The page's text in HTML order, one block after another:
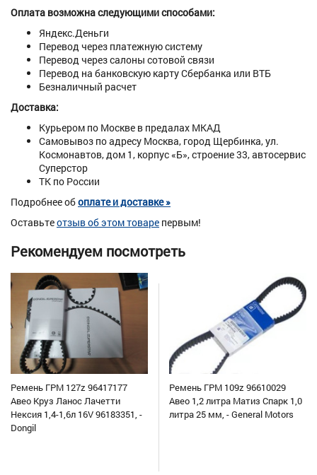
Оплата возможна следующими способами:
Яндекс.Деньги
Перевод через платежную систему
Перевод через салоны сотовой связи
Перевод на банковскую карту Сбербанка или ВТБ
Безналичный расчет
Доставка:
Курьером по Москве в предалах МКАД
Самовывоз по адресу Москва, город Щербинка, ул.
Космонавтов, дом 1, корпус «Б», строение 33, автосервис
Суперстор
ТК по России
Подробнее обоплате и доставке »
Оставьтеотзыв об этом товаре первым!
Рекомендуем посмотреть
Ремень ГРМ 127z 96417177
Авео Круз Ланос Лачетти
Нексия 1,4-1,6л 16V 96183351, -
Dongil
Ремень ГРМ 109z 96610029
Авео 1,2 литра Матиз Спарк 1,0
литра 25 мм, - General Motors